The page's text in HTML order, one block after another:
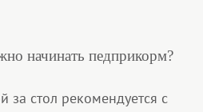
начинать педприкорм?
за стол рекомендуется с